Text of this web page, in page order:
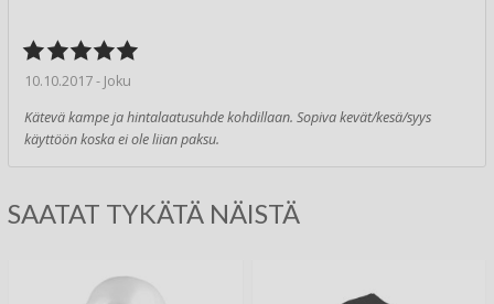
10.10.2017 - Joku
Kätevä kampe ja hintalaatusuhde kohdillaan. Sopiva kevät/kesä/syys
käyttöön koska ei ole liian paksu.
SAATAT TYKÄTÄ NÄISTÄ